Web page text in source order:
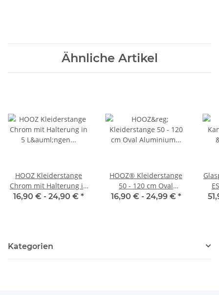
Ähnliche Artikel
HOOZ Kleiderstange
Chrom mit Halterung in
5 Längen 60 - 120cm
16,90 € - 24,90 € *
HOOZ® Kleiderstange
50 - 120 cm Oval
Aluminium [SCHRANK- &
16,90 € - 24,99 € *
Kategorien